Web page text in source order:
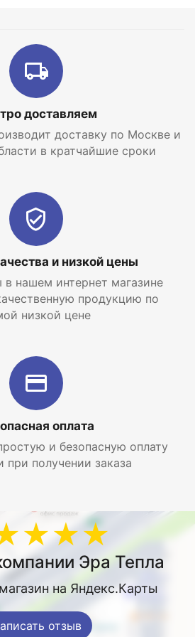
доставляем
доставку по Москве и
в кратчайшие сроки
и низкой цены
нашем интернет магазине
продукцию по
низкой цене
оплата
и безопасную оплату
при получении заказа
Эра Тепла
на Яндекс.Карты
отзыв